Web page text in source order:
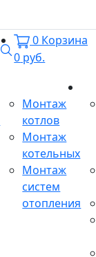
Поиск
0 Корзина
0 руб.
Монтаж
котлов
Монтаж
котельных
Монтаж
систем
отопления